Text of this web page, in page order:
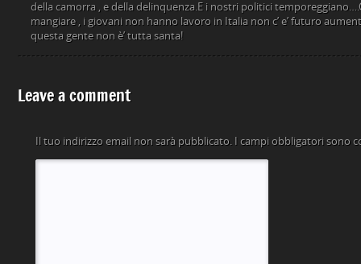
della camorra , e della delinquenza.E i nostri politici
mangiare , i giovani non hanno lavoro in Italia non c’ e’ futuro
questa gente non è’ tutta santa!
Leave a comment
Il tuo indirizzo email non sarà pubblicato. I campi obbligatori sono